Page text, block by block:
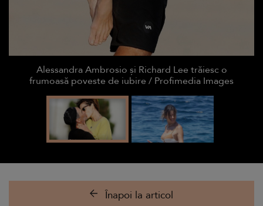
Alessandra Ambrosio și Richard Lee trăiesc o
frumoasă poveste de iubire / Profimedia Images
Înapoi la articol